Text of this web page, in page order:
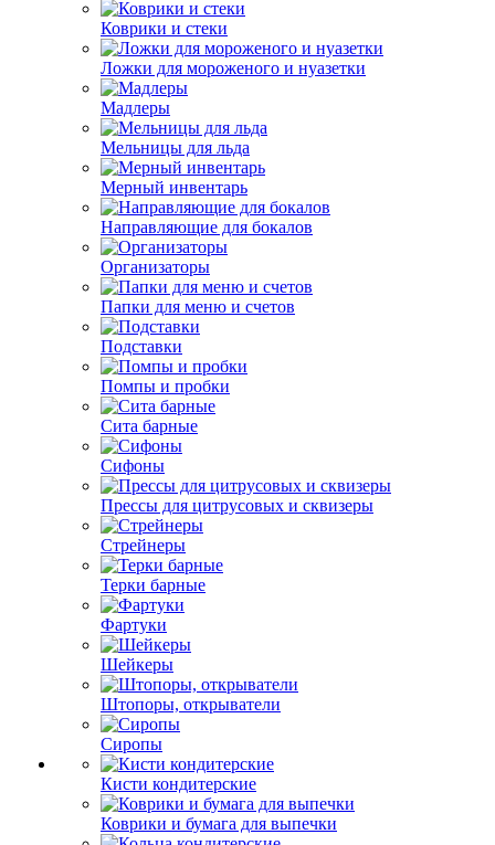
Коврики и стеки
Ложки для мороженого и нуазетки
Мадлеры
Мельницы для льда
Мерный инвентарь
Направляющие для бокалов
Организаторы
Папки для меню и счетов
Подставки
Помпы и пробки
Сита барные
Сифоны
Прессы для цитрусовых и сквизеры
Стрейнеры
Терки барные
Фартуки
Шейкеры
Штопоры, открыватели
Сиропы
Кисти кондитерские
Коврики и бумага для выпечки